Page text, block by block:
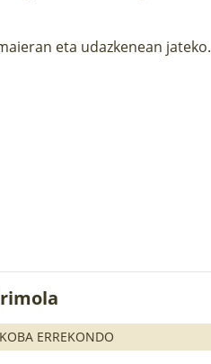
eta udazkenean jateko.
ERREKONDO